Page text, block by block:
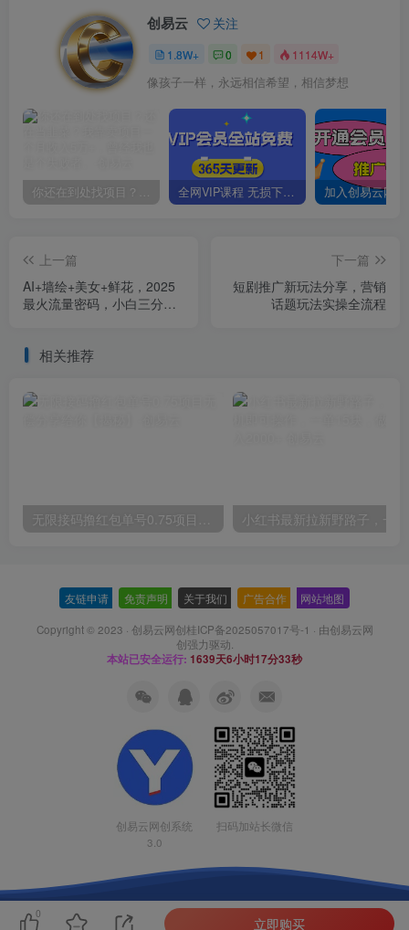
创易云 关注
1.8W+ 0 1 1114W+
像孩子一样，永远相信希望，相信梦想
你还在到处找项目？还在当韭菜？我靠卖项目一个月收入5万+，曾经我也是个失败者。 全网VIP课程 无损下载~
上一篇
AI+墙绘+美女+鲜花，2025
最火流量密码，小白三分钟
下一篇
短剧推广新玩法分享，营销
话题玩法实操全流程
相关推荐
无限接码撸红包单号0.75项目无偿分享给你【揭秘】
友链申请 免责声明 关于我们 广告合作 网站地图
Copyright © 2023 · 创易云网创桂ICP备2025057017号-1 · 由创易云网
创强力驱动.
本站已安全运行: 1639天6小时17分34秒
创易云网创系统
3.0
扫码加站长微信
0
立即购买